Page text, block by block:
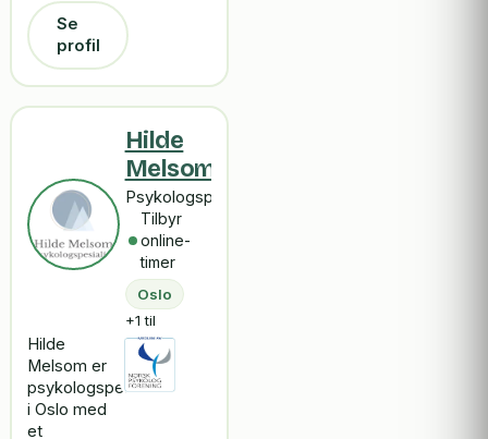
Se
profil
Hilde
Melsom
Psykologspesialist
Tilbyr
online-
timer
Oslo
+1 til
Hilde
Melsom er
psykologspesialist
i Oslo med
et